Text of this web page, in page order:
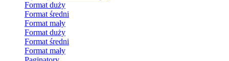
Format duży
Format średni
Format mały
Format duży
Format średni
Format mały